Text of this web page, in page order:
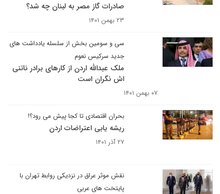
صادرات گاز مصر به لبنان چه شد؟
۲۳ بهمن ۱۴۰۱
سی و سومین بخش از سلسله یادداشت های
جدید سرکیس نعوم
ملک عبدالله اردن ‌از کارهای برادر ناتنی
اش نگران است
۰۷ بهمن ۱۴۰۱
بحران اقتصادی تا کجا پیش می رود؟!
ریشه یابی اعتراضات اردن
۲۷ آذر ۱۴۰۱
نقش موثر عراق در نزدیکی روابط تهران با
پایتخت های عربی